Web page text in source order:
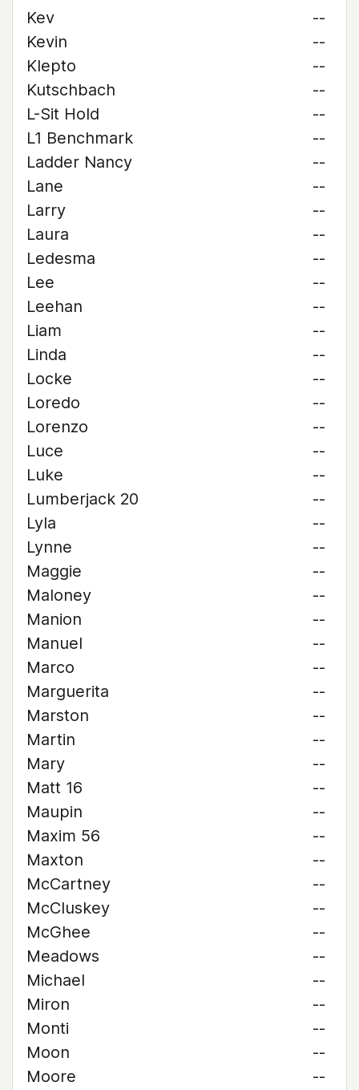
Kev
--
Kevin
--
Klepto
--
Kutschbach
--
L-Sit Hold
--
L1 Benchmark
--
Ladder Nancy
--
Lane
--
Larry
--
Laura
--
Ledesma
--
Lee
--
Leehan
--
Liam
--
Linda
--
Locke
--
Loredo
--
Lorenzo
--
Luce
--
Luke
--
Lumberjack 20
--
Lyla
--
Lynne
--
Maggie
--
Maloney
--
Manion
--
Manuel
--
Marco
--
Marguerita
--
Marston
--
Martin
--
Mary
--
Matt 16
--
Maupin
--
Maxim 56
--
Maxton
--
McCartney
--
McCluskey
--
McGhee
--
Meadows
--
Michael
--
Miron
--
Monti
--
Moon
--
Moore
--